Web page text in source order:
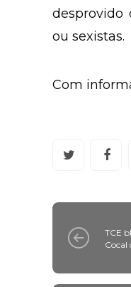
desprovido
ou sexistas.
Com
TCE
Cocal